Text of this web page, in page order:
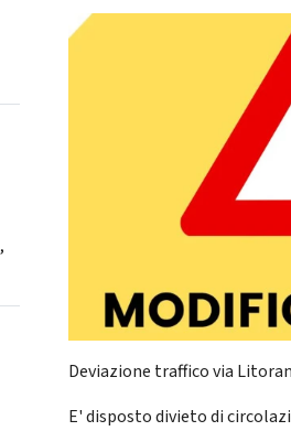
,
Deviazione traffico via
E' disposto divieto di